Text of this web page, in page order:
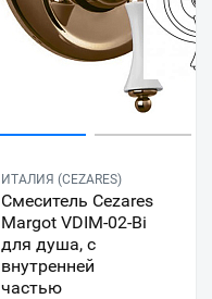
ИТАЛИЯ (CEZARES)
Смеситель Cezares
Margot VDIM-02-Bi
для душа, с
внутренней
частью